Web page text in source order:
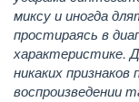
миксу и иногда
простираясь в
характеристике.
никаких
воспроизведении